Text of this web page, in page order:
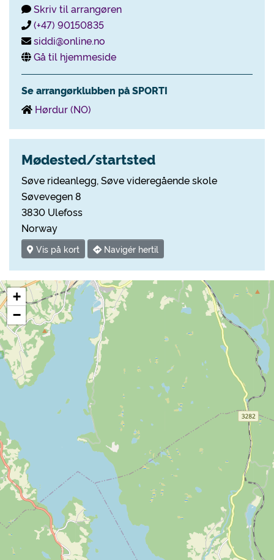
Skriv til arrangøren
(+47) 90150835
siddi@online.no
Gå til hjemmeside
Se arrangørklubben på SPORTI
Hørdur (NO)
Mødested/startsted
Søve rideanlegg, Søve videregående skole
Søvevegen 8
3830 Ulefoss
Norway
Vis på kort Navigér hertil
+
−